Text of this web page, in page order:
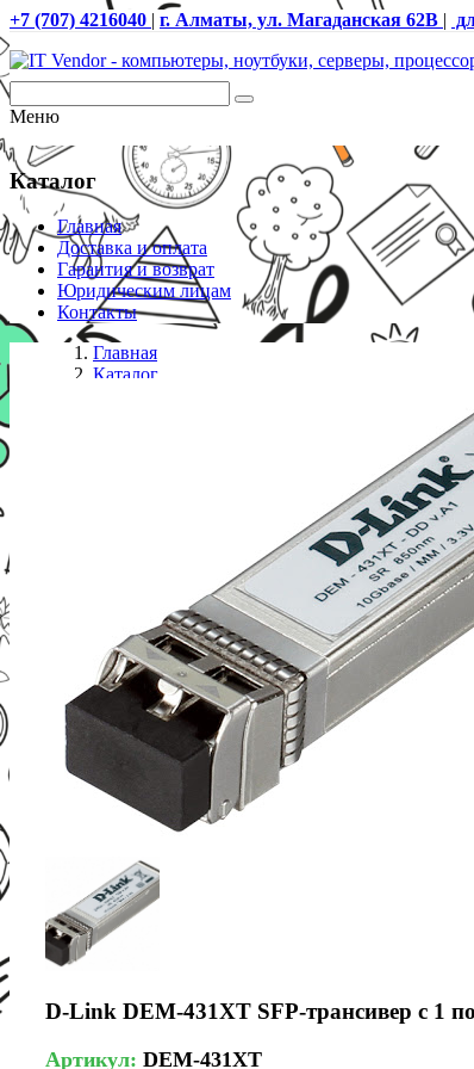
+7 (707) 4216040 | г. Алматы, ул. Магаданская 62В |
Меню
Каталог
Главная
Доставка и оплата
Гарантия и возврат
Юридическим лицам
Контакты
Главная
Каталог
D-Link DEM-431XT SFP-трансивер с 1
D-Link DEM-431XT SFP-трансивер с 1
Артикул: DEM-431XT